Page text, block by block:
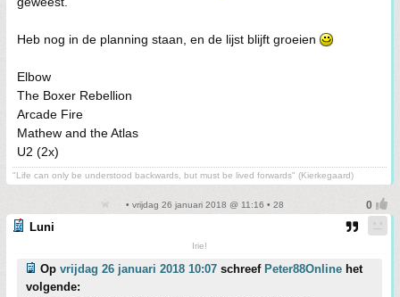
Heb nog in de planning staan, en de lijst blijft groeien
Elbow
The Boxer Rebellion
Arcade Fire
Mathew and the Atlas
U2 (2x)
"Life can only be understood backwards, but must be lived forwards" (Kierkegaard)
• vrijdag 26 januari 2018 @ 11:16 • 28
Luni
Irie!
Op vrijdag 26 januari 2018 10:07 schreef Peter88Online het
volgende: